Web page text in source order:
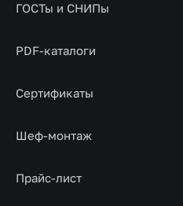
ГОСТы и СНИПы
PDF-каталоги
Сертификаты
Шеф-монтаж
Прайс-лист